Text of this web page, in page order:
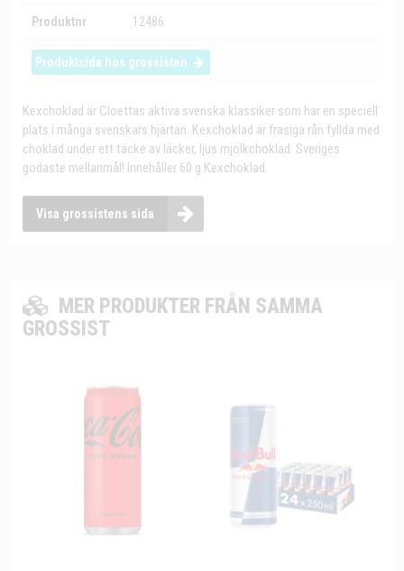
Produktnr 12486
Produktsida hos grossisten
Kexchoklad är Cloettas aktiva svenska klassiker som har en speciell
plats i många svenskars hjärtan. Kexchoklad är frasiga rån fyllda med
choklad under ett täcke av läcker, ljus mjölkchoklad. Sveriges
godaste mellanmål! Innehåller 60 g Kexchoklad.
Visa grossistens sida
MER PRODUKTER FRÅN SAMMA
GROSSIST